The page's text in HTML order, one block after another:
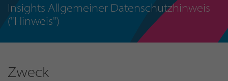
Insights Allgemeiner Datenschutzhinweis
("Hinweis")
Zweck